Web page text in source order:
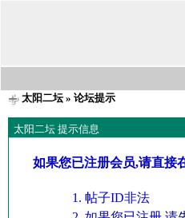
太阳二坛» 论坛提示
太阳二坛 提示信息
如果您已注册会员,请直接
帖子ID非法